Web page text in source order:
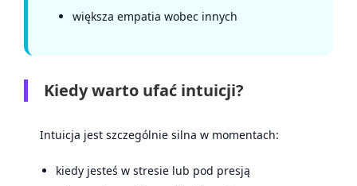
większa empatia wobec innych
Kiedy warto ufać intuicji?
Intuicja jest szczególnie silna w momentach:
kiedy jesteś w stresie lub pod presją